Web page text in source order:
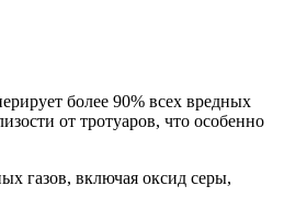
более 90% всех вредных
от тротуаров, что особенно
газов, включая оксид серы,